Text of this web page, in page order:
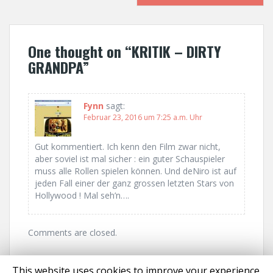
t
n
One thought on “KRITIK – DIRTY
GRANDPA”
Fynn sagt:
Februar 23, 2016 um 7:25 a.m. Uhr
Gut kommentiert. Ich kenn den Film zwar nicht,
aber soviel ist mal sicher : ein guter Schauspieler
muss alle Rollen spielen können. Und deNiro ist auf
jeden Fall einer der ganz grossen letzten Stars von
Hollywood ! Mal seh’n….
Comments are closed.